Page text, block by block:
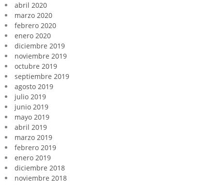
abril 2020
marzo 2020
febrero 2020
enero 2020
diciembre 2019
noviembre 2019
octubre 2019
septiembre 2019
agosto 2019
julio 2019
junio 2019
mayo 2019
abril 2019
marzo 2019
febrero 2019
enero 2019
diciembre 2018
noviembre 2018